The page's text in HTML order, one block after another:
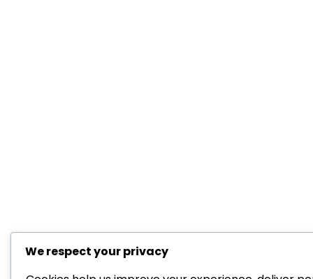
We respect your privacy